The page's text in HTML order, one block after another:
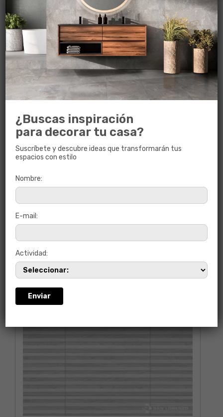
¿Buscas inspiración
para decorar tu casa?
Suscríbete y descubre ideas que transformarán tus
espacios con estilo
Nombre:
E-mail:
Actividad: